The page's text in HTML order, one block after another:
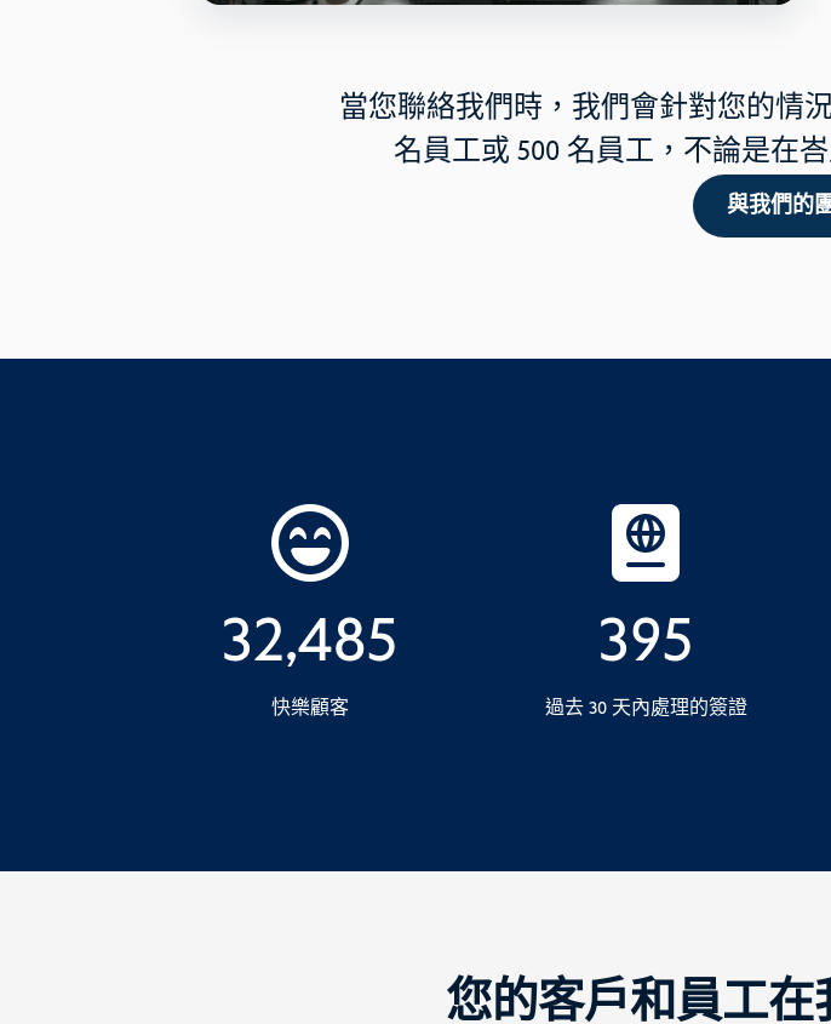
當您聯絡我們時，我們會針對您的情
名員工或 500 名員工，不論是在
與我們的
32,485
快樂顧客
395
過去 30 天內處理的簽證
您的客戶和員工